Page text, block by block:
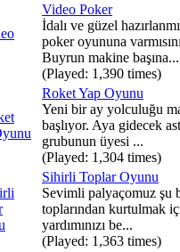
Video Poker
İdalı ve güzel
poker oyununa
Buyrun makine başına...
(Played: 1,390 times)
Roket Yap Oyunu
Yeni bir ay yolculuğu
başlıyor. Aya gidecek
grubunun üyesi ...
(Played: 1,304 times)
Sihirli Toplar Oyunu
Sevimli palyaçomuz şu
toplarından kurtulmak
yardımınızı be...
(Played: 1,363 times)